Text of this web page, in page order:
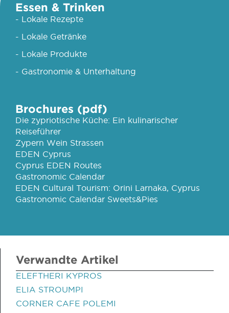
Essen & Trinken
- Lokale Rezepte
- Lokale Getränke
- Lokale Produkte
- Gastronomie & Unterhaltung
Brochures (pdf)
Die zypriotische Küche: Ein kulinarischer
Reiseführer
Zypern Wein Strassen
EDEN Cyprus
Cyprus EDEN Routes
Gastronomic Calendar
EDEN Cultural Tourism: Orini Larnaka, Cyprus
Gastronomic Calendar Sweets&Pies
Verwandte Artikel
ELEFTHERI KYPROS
ELIA STROUMPI
CORNER CAFE POLEMI